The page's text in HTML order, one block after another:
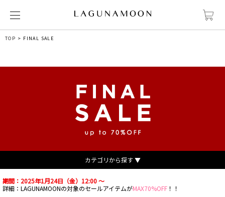
TOP FINAL SALE
カテゴリから探す ▼
期間：2025年1月24日（金）12:00 ～
詳細：LAGUNAMOONの対象のセールアイテムがMAX70%OFF ！！